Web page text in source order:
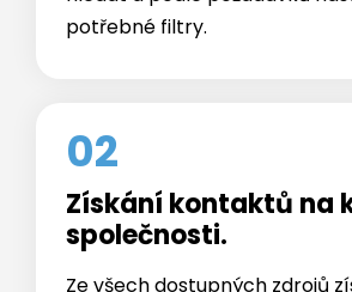
Získání kontaktů na
společnosti.
Ze všech dostupných zdrojů
ověříme data, která uložíme